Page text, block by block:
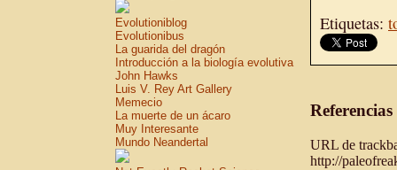
Evolutioniblog
Evolutionibus
La guarida del dragón
Introducción a la biología evolutiva
John Hawks
Luis V. Rey Art Gallery
Memecio
La muerte de un ácaro
Muy Interesante
Mundo Neandertal
Etiquetas:
URL de
http://